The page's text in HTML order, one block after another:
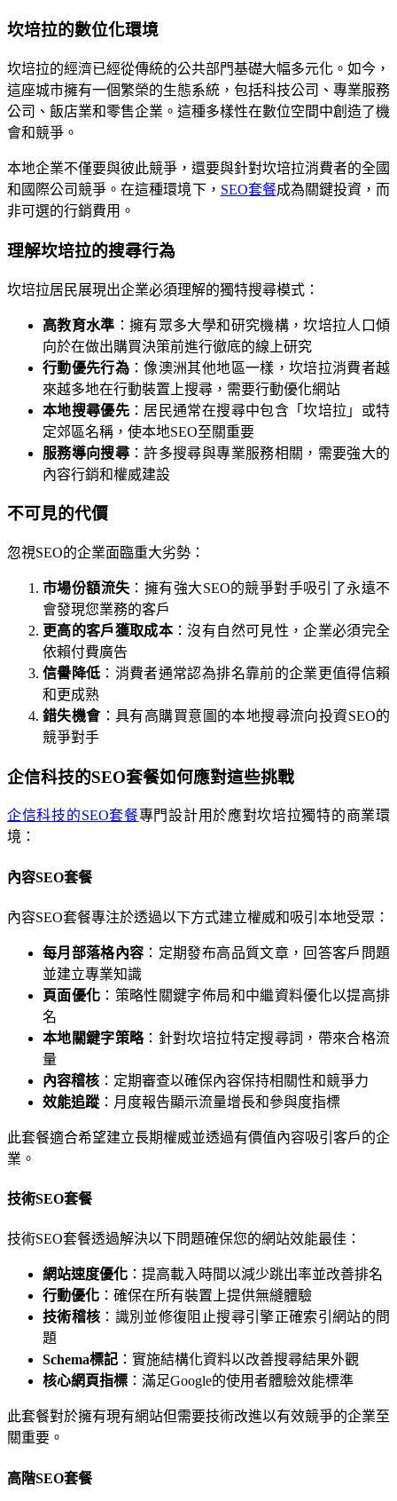
坎培拉的數位化環境
坎培拉的經濟已經從傳統的公共部門基礎大幅多元化。如今，
這座城市擁有一個繁榮的生態系統，包括科技公司、專業服務
公司、飯店業和零售企業。這種多樣性在數位空間中創造了機
會和競爭。
本地企業不僅要與彼此競爭，還要與針對坎培拉消費者的全國
和國際公司競爭。在這種環境下， SEO套餐成為關鍵投資，而
非可選的行銷費用。
理解坎培拉的搜尋行為
坎培拉居民展現出企業必須理解的獨特搜尋模式：
高教育水準 ：擁有眾多大學和研究機構，坎培拉人口傾
向於在做出購買決策前進行徹底的線上研究
行動優先行為 ：像澳洲其他地區一樣，坎培拉消費者越
來越多地在行動裝置上搜尋，需要行動優化網站
本地搜尋優先 ：居民通常在搜尋中包含「坎培拉」或特
定郊區名稱，使本地SEO至關重要
服務導向搜尋 ：許多搜尋與專業服務相關，需要強大的
內容行銷和權威建設
不可見的代價
忽視SEO的企業面臨重大劣勢：
市場份額流失 ：擁有強大SEO的競爭對手吸引了永遠不
會發現您業務的客戶
更高的客戶獲取成本：沒有自然可見性，企業必須完全
依賴付費廣告
信譽降低 ：消費者通常認為排名靠前的企業更值得信賴
和更成熟
錯失機會：具有高購買意圖的本地搜尋流向投資SEO的
競爭對手
企信科技的SEO套餐如何應對這些挑戰
企信科技的SEO套餐專門設計用於應對坎培拉獨特的商業環
境：
內容SEO套餐
內容SEO套餐專注於透過以下方式建立權威和吸引本地受眾：
每月部落格內容 ：定期發布高品質文章，回答客戶問題
並建立專業知識
頁面優化 ：策略性關鍵字佈局和中繼資料優化以提高排
名
本地關鍵字策略：針對坎培拉特定搜尋詞，帶來合格流
量
內容稽核 ：定期審查以確保內容保持相關性和競爭力
效能追蹤 ：月度報告顯示流量增長和參與度指標
此套餐適合希望建立長期權威並透過有價值內容吸引客戶的企
業。
技術SEO套餐
技術SEO套餐透過解決以下問題確保您的網站效能最佳：
網站速度優化 ：提高載入時間以減少跳出率並改善排名
行動優化 ：確保在所有裝置上提供無縫體驗
技術稽核 ：識別並修復阻止搜尋引擎正確索引網站的問
題
Schema標記 ：實施結構化資料以改善搜尋結果外觀
核心網頁指標 ：滿足Google的使用者體驗效能標準
此套餐對於擁有現有網站但需要技術改進以有效競爭的企業至
關重要。
高階SEO套餐